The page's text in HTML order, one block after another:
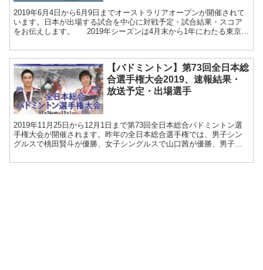
2019年6月4日から6月9日までオーストラリアオープンが開催されて
います。日本が出場する試合を中心に対戦予定・試合結果・スコア
をお伝えします。 2019年シーズンは4月末から1年にわたる東京五
【バドミントン】第73回全日本総
合選手権大会2019、速報結果・
放送予定・出場選手
2019年11月25日から12月1日まで第73回全日本総合バドミントン選
手権大会が開催されます。昨年の全日本総合選手権では、男子シン
グルスで桃田賢斗が優勝、女子シングルスで山口茜が優勝、男子ダ